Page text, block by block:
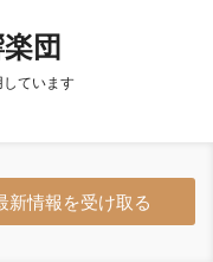
団
ています
新情報を受け取る